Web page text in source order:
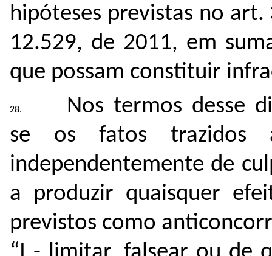
hipóteses previstas no
12.529, de 2011, em
que possam constituir
Nos termos desse
se os fatos trazidos
independentemente de
a produzir quaisquer
previstos como